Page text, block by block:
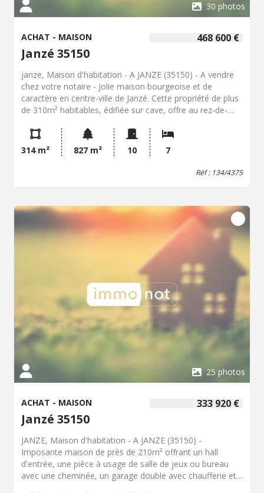
30 photos
468 600 €
ACHAT - MAISON
Janzé 35150
janze, Maison d'habitation - A JANZE (35150) - A vendre
chez votre notaire - Jolie maison bourgeoise et de
caractère en centre-ville de Janzé. Cette propriété de plus
de 310m² habitables, édifiée sur cave, offre au rez-de-
séjour-salon de 42m² et une cuisine donnant sur une
véranda d'environ 40m², un bureau, une chambre, une
salle de bains et sanitaires, une arrière-cuisine/buanderie.
Le premier étage offre quatre chambres spacieuses, un
actuellement un dégagement, deux pièces, une cuisine,
une salle d'eau et sanitaires. Un très beau grenier
d'environ 20m² permet de faire évolluer cette maison.
Dépendance à usage de garage d'environ 60m². Très joli
jardin à l'abri des regards. Renseignements à l'Etude. -
Classe énergie : E - Classe climat : E - Montant estimé des
dépenses annuelles d'énergie pour un usage standard :
9000 à 12230 € (base 2021) - Prix Hon. Négo Inclus : 468
600 € dont 4,13% Hon. Négo TTC charge acq. Prix Hors
Hon. Négo :450 000 € - Réf : 134/4375
314 m² 827 m² 10 7
Réf : 134/4375
25 photos
333 920 €
ACHAT - MAISON
Janzé 35150
JANZE, Maison d'habitation - A JANZE (35150) -
Imposante maison de près de 210m² offrant un hall
d'entrée, une pièce à usage de salle de jeux ou bureau
avec une cheminée, un garage double avec chaufferie et